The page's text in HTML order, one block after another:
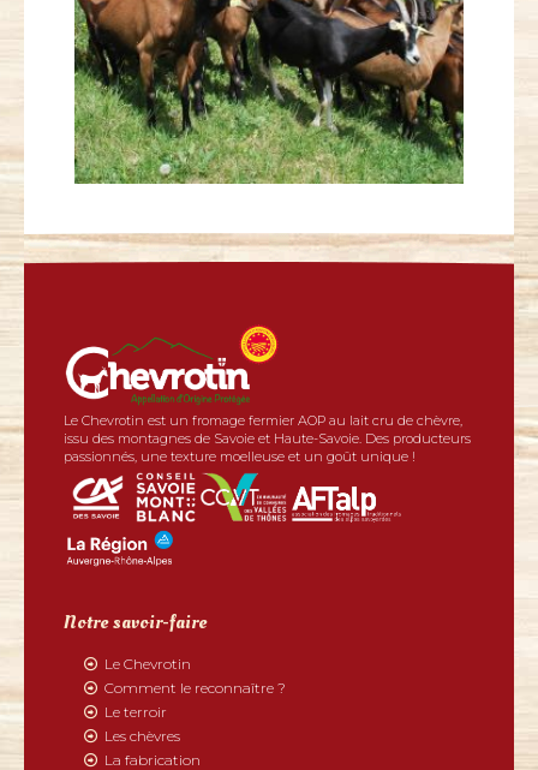
Le Chevrotin est un fromage fermier AOP au lait cru de chèvre,
issu des montagnes de Savoie et Haute-Savoie. Des producteurs
passionnés, une texture moelleuse et un goût unique !
Notre savoir-faire
Le Chevrotin
Comment le reconnaître ?
Le terroir
Les chèvres
La fabrication